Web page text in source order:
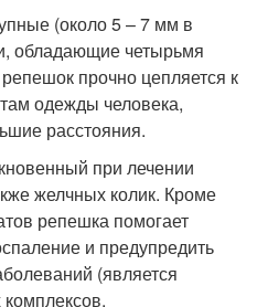
(около 5 – 7 мм в
обладающие четырьмя
прочно цепляется к
одежды человека,
расстояния.
при лечении
желчных колик. Кроме
репешка помогает
и предупредить
(является